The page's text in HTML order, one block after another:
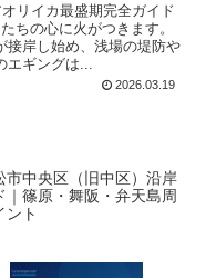
リイカ最盛期完全ガイド
ちの心に火がつきます。
接岸し始め、浅場の堤防や
ギングは...
2026.03.19
市中央区（旧中区）沿岸
｜篠原・舞阪・弁天島周
ント